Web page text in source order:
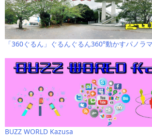
「360ぐるん」ぐるんぐるん360°動かすパノラ
BUZZ WORLD Kazusa